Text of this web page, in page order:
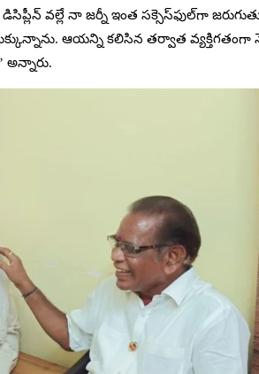
వల్లే నా జర్నీ ఇంత సక్సెస్‌ఫుల్‌గా
ఆయన్ని కలిసిన తర్వాత వ్యక్తిగతంగా